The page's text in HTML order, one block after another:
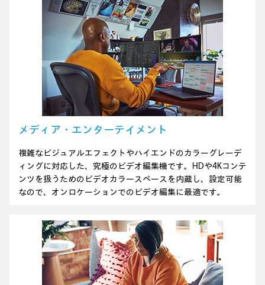
メディア・エンターテイメント
複雑なビジュアルエフェクトやハイエンドのカラーグレーデ
ィングに対応した、究極のビデオ編集機です。HDや4Kコンテ
ンツを扱うためのビデオカラースペースを内蔵し、設定可能
なので、オンロケーションでのビデオ編集に最適です。